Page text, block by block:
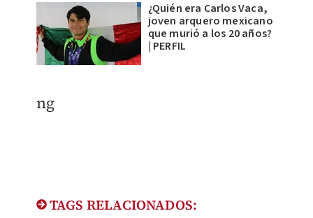
¿Quién era Carlos Vaca,
joven arquero mexicano
que murió a los 20 años?
| PERFIL
ng
TAGS RELACIONADOS: